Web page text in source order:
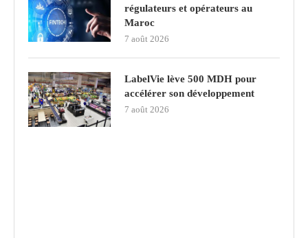
régulateurs et opérateurs au
Maroc
7 août 2026
LabelVie lève 500 MDH pour
accélérer son développement
7 août 2026